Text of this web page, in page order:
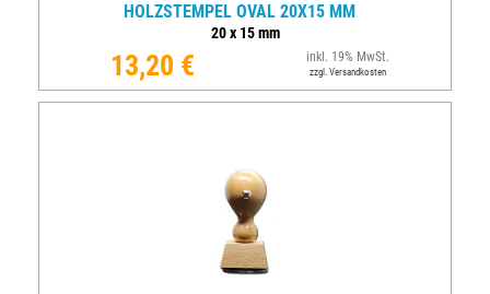
HOLZSTEMPEL OVAL 20X15 MM
20x 15mm
13,20 € inkl. 19% MwSt.
zzgl. Versandkosten